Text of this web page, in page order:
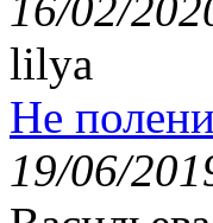
lilya
Не
19/06/